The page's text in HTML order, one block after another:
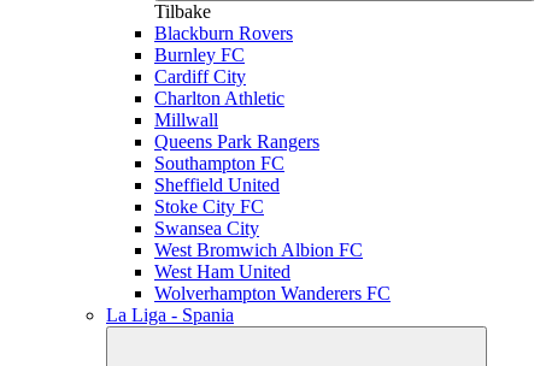
Tilbake
Blackburn Rovers
Burnley FC
Cardiff City
Charlton Athletic
Millwall
Queens Park Rangers
Southampton FC
Sheffield United
Stoke City FC
Swansea City
West Bromwich Albion FC
West Ham United
Wolverhampton Wanderers FC
La Liga - Spania